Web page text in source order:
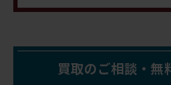
買取のご相談・無